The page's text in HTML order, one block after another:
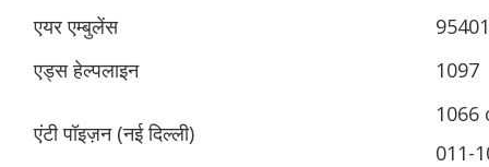
एयर एम्बुलेंस
एड्स हेल्पलाइन
1097
एंटी पॉइज़न (नई दिल्ली)
1066
011-